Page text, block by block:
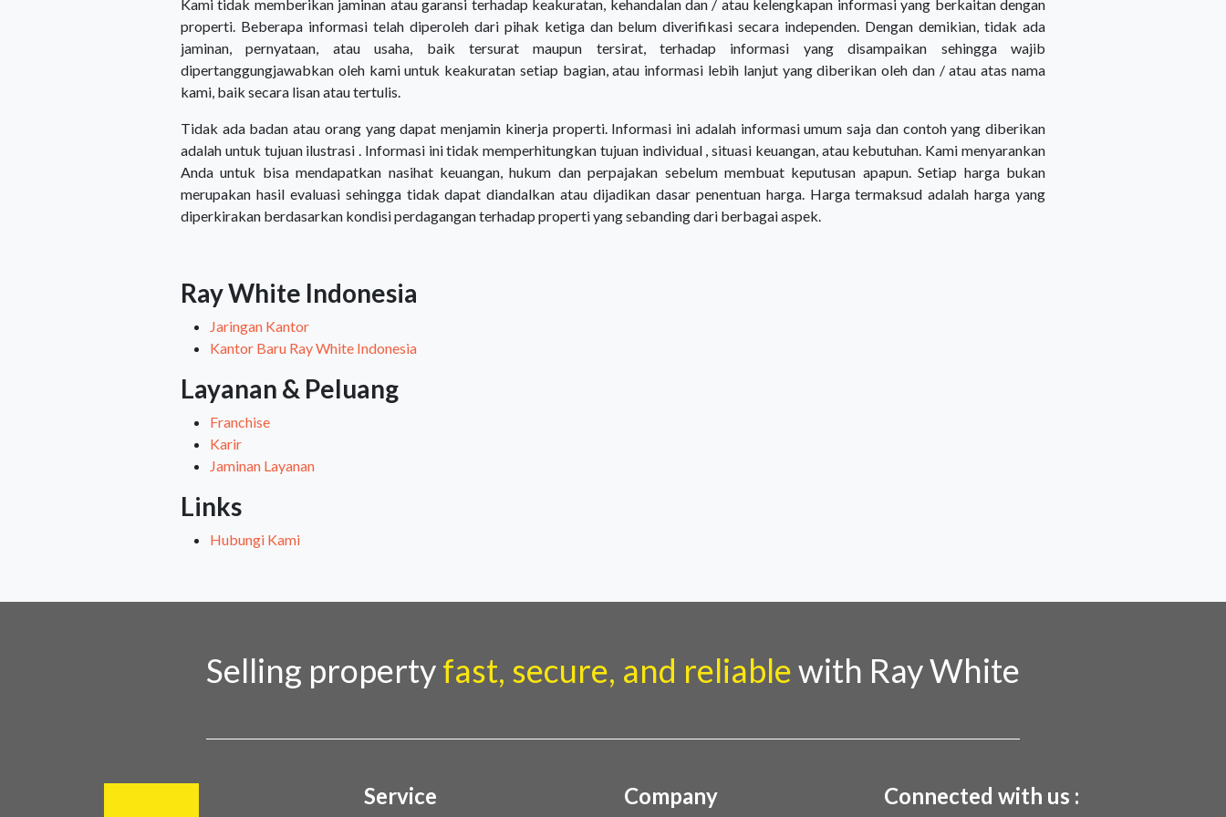
Kami tidak memberikan jaminan atau garansi terhadap keakuratan, kehandalan dan / atau kelengkapan informasi yang berkaitan dengan
properti. Beberapa informasi telah diperoleh dari pihak ketiga dan belum diverifikasi secara independen. Dengan demikian, tidak ada
jaminan, pernyataan, atau usaha, baik tersurat maupun tersirat, terhadap informasi yang disampaikan sehingga wajib
dipertanggungjawabkan oleh kami untuk keakuratan setiap bagian, atau informasi lebih lanjut yang diberikan oleh dan / atau atas nama
kami, baik secara lisan atau tertulis.
Tidak ada badan atau orang yang dapat menjamin kinerja properti. Informasi ini adalah informasi umum saja dan contoh yang diberikan
adalah untuk tujuan ilustrasi . Informasi ini tidak memperhitungkan tujuan individual , situasi keuangan, atau kebutuhan. Kami menyarankan
Anda untuk bisa mendapatkan nasihat keuangan, hukum dan perpajakan sebelum membuat keputusan apapun. Setiap harga bukan
merupakan hasil evaluasi sehingga tidak dapat diandalkan atau dijadikan dasar penentuan harga. Harga termaksud adalah harga yang
diperkirakan berdasarkan kondisi perdagangan terhadap properti yang sebanding dari berbagai aspek.
Ray White Indonesia
Jaringan Kantor
Kantor Baru Ray White Indonesia
Layanan & Peluang
Franchise
Karir
Jaminan Layanan
Links
Hubungi Kami
Selling propertyfast, secure, and reliablewith Ray White
Service Company Connected with us :